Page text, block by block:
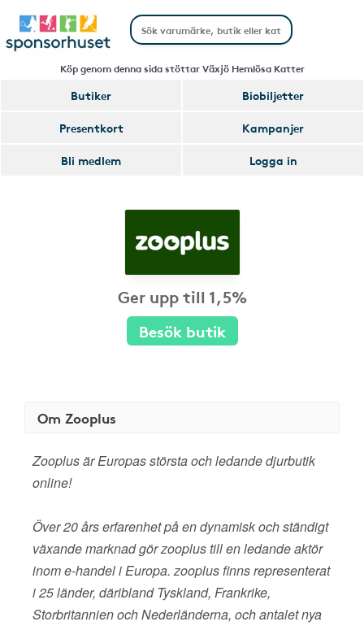
Köp genom denna sida stöttar Växjö Hemlösa Katter
Butiker
Biobiljetter
Presentkort
Kampanjer
Bli medlem
Logga in
Ger upp till 1,5%
Besök butik
Om Zooplus
Zooplus är Europas största och ledande djurbutik
online!
Över 20 års erfarenhet på en dynamisk och ständigt
växande marknad gör zooplus till en ledande aktör
inom e-handel i Europa. zooplus finns representerat
i 25 länder, däribland Tyskland, Frankrike,
Storbritannien och Nederländerna, och antalet nya